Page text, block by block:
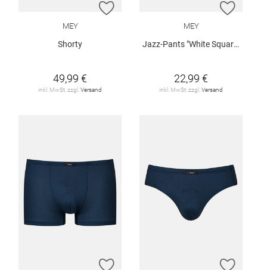
ZUR WUNSCHLISTE HINZUFÜGEN
MEY
Shorty
49,99 €
inkl. MwSt. zzgl. Versand
ZUR
MEY
Jazz-Pants "White Squares"
22,99 €
inkl. MwSt. zzgl. Versand
ZUR WUNSCHLISTE HINZUFÜGEN
ZUR